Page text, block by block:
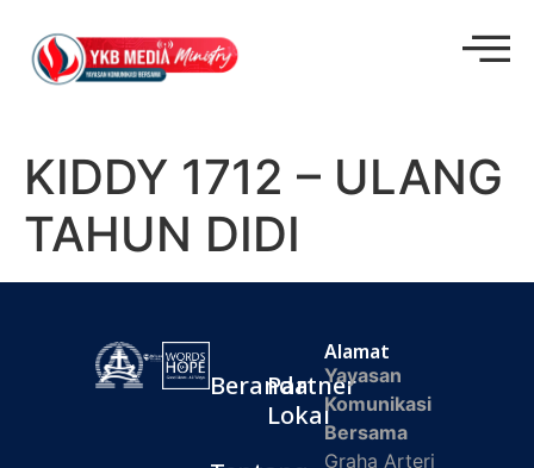
KIDDY 1712 – ULANG
TAHUN DIDI
BerandaPartner
Lokal
Alamat
Yayasan
Komunikasi
Bersama
Graha Arteri